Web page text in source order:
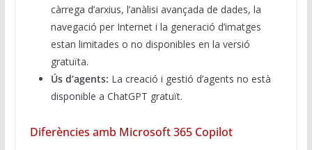
càrrega d’arxius, l’anàlisi avançada de dades, la
navegació per Internet i la generació d’imatges
estan limitades o no disponibles en la versió
gratuïta.
Ús d’agents: La creació i gestió d’agents no està
disponible a ChatGPT gratuït.
Diferències amb Microsoft 365 Copilot